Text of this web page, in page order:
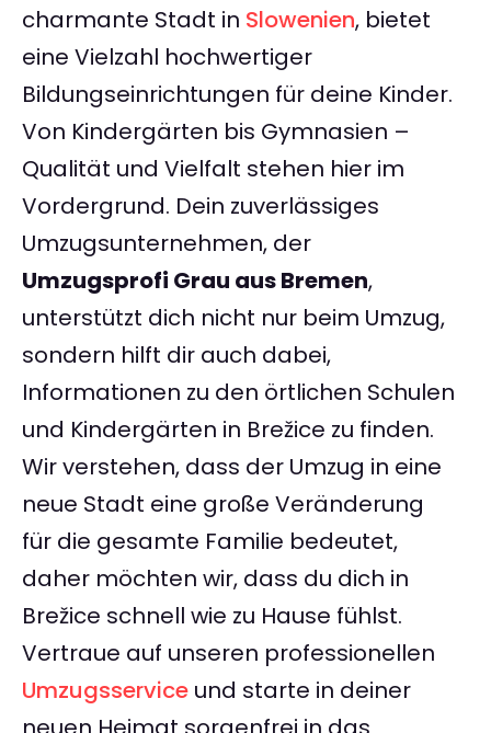
charmante Stadt in Slowenien, bietet
eine Vielzahl hochwertiger
Bildungseinrichtungen für deine Kinder.
Von Kindergärten bis Gymnasien –
Qualität und Vielfalt stehen hier im
Vordergrund. Dein zuverlässiges
Umzugsunternehmen, der
Umzugsprofi Grau aus Bremen,
unterstützt dich nicht nur beim Umzug,
sondern hilft dir auch dabei,
Informationen zu den örtlichen Schulen
und Kindergärten in Brežice zu finden.
Wir verstehen, dass der Umzug in eine
neue Stadt eine große Veränderung
für die gesamte Familie bedeutet,
daher möchten wir, dass du dich in
Brežice schnell wie zu Hause fühlst.
Vertraue auf unseren professionellen
Umzugsservice und starte in deiner